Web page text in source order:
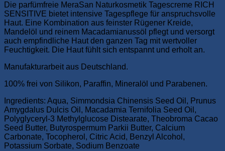
Die parfümfreie MeraSan Naturkosmetik Tagescreme RICH
SENSITIVE bietet intensive Tagespflege für anspruchsvolle
Haut. Eine Kombination aus feinster Rügener Kreide,
Mandelöl und reinem Macadamianussöl pflegt und versorgt
auch empfindliche Haut den ganzen Tag mit wertvoller
Feuchtigkeit. Die Haut fühlt sich entspannt und erholt an.
Manufakturarbeit aus Deutschland.
100% frei von Silikon, Paraffin, Mineralöl und Parabenen.
Ingredients: Aqua, Simmondsia Chinensis Seed Oil, Prunus
Amygdalus Dulcis Oil, Macadamia Ternifolia Seed Oil,
Polyglyceryl-3 Methylglucose Distearate, Theobroma Cacao
Seed Butter, Butyrospermum Parkii Butter, Calcium
Carbonate, Tocopherol, Citric Acid, Benzyl Alcohol,
Potassium Sorbate, Sodium Benzoate